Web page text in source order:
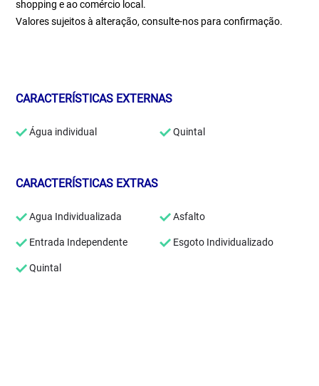
shopping e ao comércio local.
Valores sujeitos à alteração, consulte-nos para confirmação.
CARACTERÍSTICAS EXTERNAS
Água individual Quintal
CARACTERÍSTICAS EXTRAS
Agua Individualizada Asfalto
Entrada Independente Esgoto Individualizado
Quintal